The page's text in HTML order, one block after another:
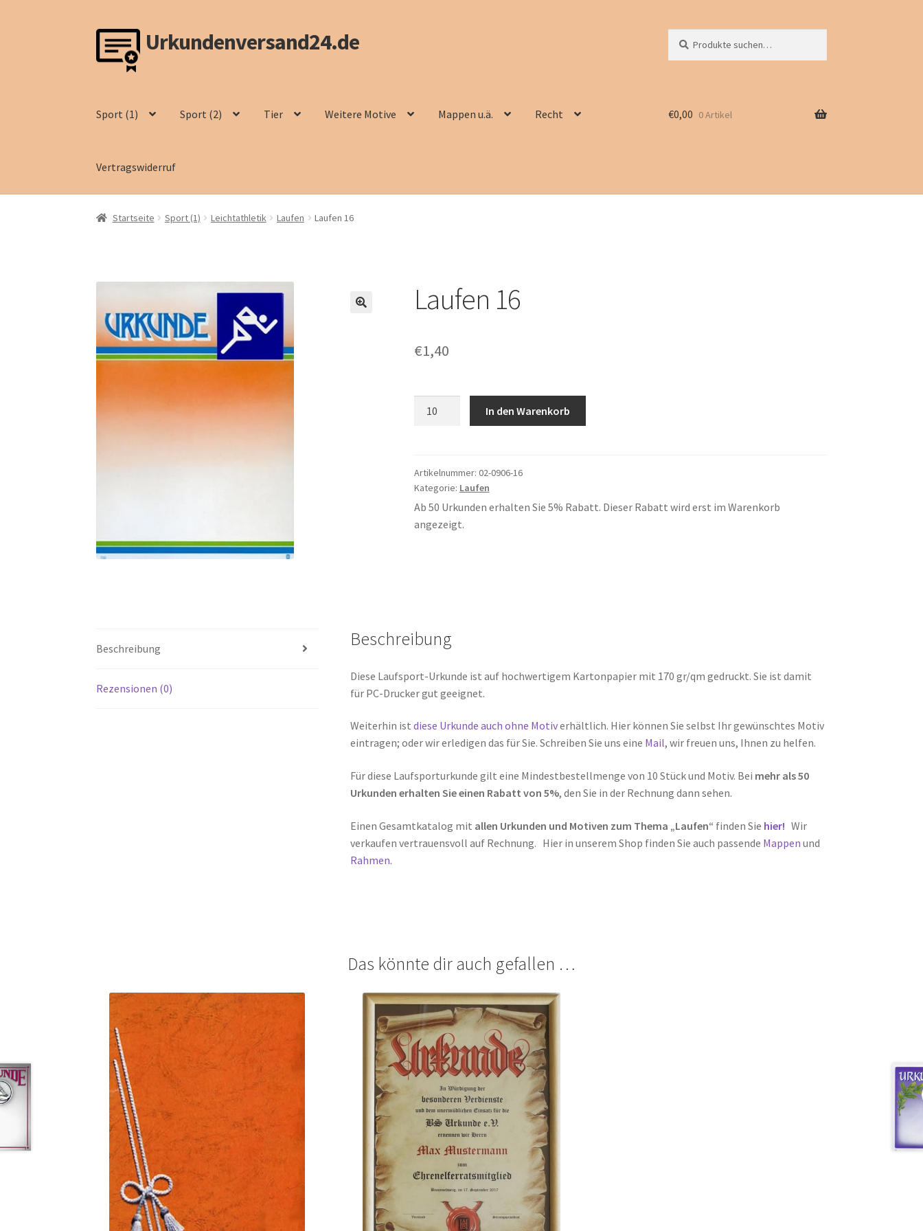
Zur
Navigation
springen
Zum
Inhalt
springen
Urkundenversand24.de
nach:
Sport (1) Sport (2) Tier Weitere Motive Mappen u.ä. Recht
Vertragswiderruf
€0,00 0 Artikel
Startseite Sport (1) Leichtathletik Laufen Laufen 16
Laufen 16
€1,40
In den Warenkorb
Artikelnummer: 02-0906-16
Kategorie: Laufen
Ab 50 Urkunden erhalten Sie 5% Rabatt. Dieser Rabatt wird erst im Warenkorb
angezeigt.
Beschreibung
Rezensionen (0)
Beschreibung
Diese Laufsport-Urkunde ist auf hochwertigem Kartonpapier mit 170 gr/qm gedruckt. Sie ist damit
für PC-Drucker gut geeignet.
Weiterhin istdiese Urkunde auch ohne Motiverhältlich. Hier können Sie selbst Ihr gewünschtes Motiv
eintragen; oder wir erledigen das für Sie. Schreiben Sie uns eine Mail, wir freuen uns, Ihnen zu helfen.
Für diese Laufsporturkunde gilt eine Mindestbestellmenge von 10 Stück und Motiv. Bei mehr als 50
Urkunden erhalten Sie einen Rabatt von 5%, den Sie in der Rechnung dann sehen.
Einen Gesamtkatalog mit allen Urkunden und Motiven zum Thema „Laufen“ finden Sie hier! Wir
verkaufen vertrauensvoll auf Rechnung. Hier in unserem Shop finden Sie auch passende Mappenund
Rahmen.
Das könnte dir auch gefallen …